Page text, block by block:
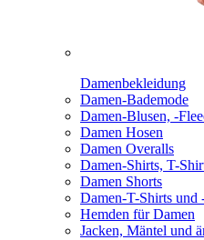
Damenbekleidung
Damen-Bademode
Damen-Blusen, -
Damen Hosen
Damen Overalls
Damen-Shirts, T-
Damen Shorts
Damen-T-Shirts
Hemden für Damen
Jacken, Mäntel und